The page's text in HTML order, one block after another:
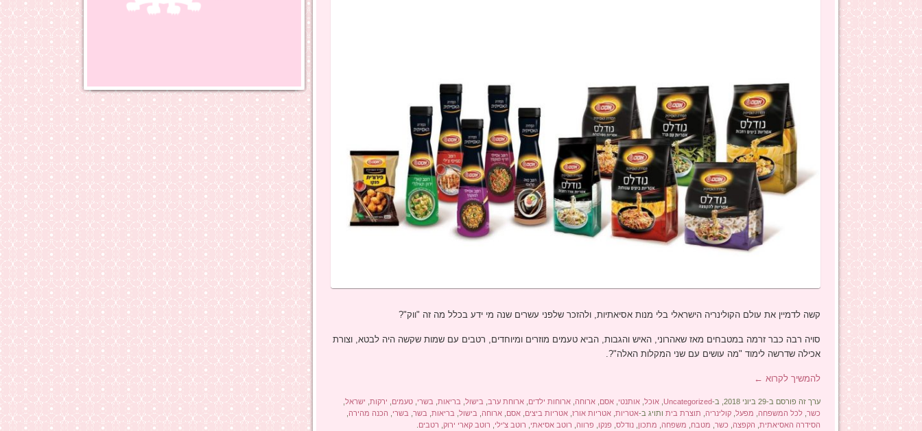
קשה לדמיין את עולם הקולינריה הישראלי בלי מנות אסיאתיות, ולהזכר שלפני עשרים שנה מי ידע בכלל מה זה "ווק"?
סויה רבה כבר זרמה במטבחים מאז שאהרוני, האיש והגבות, הביא טעמים מוזרים ומיוחדים, רטבים עם שמות שקשה היה לבטא, וצורת
אכילה שדרשה לימוד "מה עושים עם שני המקלות האלה"?.
להמשיך לקרוא ←
ערך זה פורסם ב-29 ביוני 2018, ב- Uncategorized אוכל, אותנטי אסם ארוחה, ארוחות ילדים ארוחת ערב, בישול, בריאות, בשרי טעמים ירקות, ישראל,
כשר, לכל המשפחה, מפעל, קולינריה, תוצרת ביתותויג ב-אטריות, אטריות אורז, אטריות ביצים אסם ארוחה, בישול, בריאות, בשר, בשרי הכנה מהירה,
הסידרה האסיאתית, הקפצה, כשר, מטבח משפחה, מתכון נודלס, פנקו פרווה, רוטב אסיאתי רוטב צ'ילי רוטב קארי ירוק, רטבים